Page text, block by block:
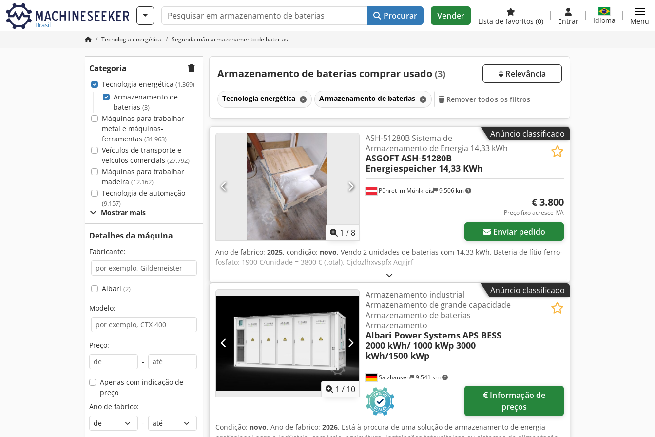
Brasil
Procurar Vender
Lista de favoritos (0) Entrar Idioma Menu
Tecnologia energética Segunda mão armazenamento de baterias
Categoria
Tecnologia energética (1.369)
Armazenamento de
baterias (3)
Máquinas para trabalhar
metal e máquinas-
ferramentas (31.963)
Veículos de transporte e
veículos comerciais (27.792)
Máquinas para trabalhar
madeira (12.162)
Tecnologia de automação
(9.157)
Mostrar mais
Detalhes da máquina
Fabricante:
Albari (2)
Modelo:
Preço:
-
Apenas com indicação de
preço
Ano de fabrico:
-
Armazenamento de baterias comprar usado (3) Relevância
Tecnologia energética Armazenamento de baterias Remover todos os filtros
Anúncio classificado
1 /8
Pühret im Mühlkreis 9.506 km
ASH-51280B Sistema de
Armazenamento de Energia 14,33 kWh
ASGOFTASH-51280B
Energiespeicher 14,33 KWh
€ 3.800
Preço fixo acresce IVA
Enviar pedido
Ano de fabrico: 2025, condição: novo, Vendo 2 unidades de baterias com 14,33 kWh. Bateria de lítio-ferro-
fosfato: 1900 €/unidade = 3800 € (total). Cjdozlhxvspfx Aqgjrf
Anúncio classificado
1 / 10
Salzhausen 9.541 km
Armazenamento industrial
Armazenamento de grande capacidade
Armazenamento de baterias
Armazenamento
Albari Power SystemsAPS BESS
2000 kWh/ 1000 kWp 3000
kWh/1500 kWp
preços
Condição: novo, Ano de fabrico: 2026, Está à procura de uma solução de armazenamento de energia